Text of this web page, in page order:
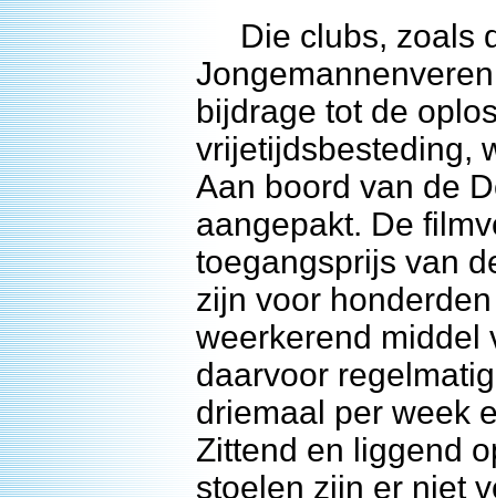
Die clubs, zoals
bijdrage tot de
vrijetijdsbesteding,
Aan boord van de
aangepakt. De
toegangsprijs van
zijn voor
weerkerend middel
daarvoor
driemaal per week
Zittend en liggend
stoelen zijn er niet